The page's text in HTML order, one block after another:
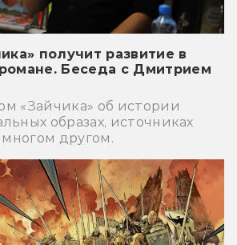
получит развитие в
Беседа с Дмитрием
«Зайчика» об истории
образах, источниках
другом.